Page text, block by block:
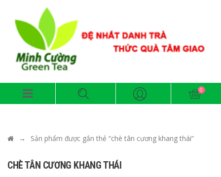
→ Sản phẩm được gắn thẻ “chè tân cương khang thái”
CHÈ TÂN CƯƠNG KHANG THÁI